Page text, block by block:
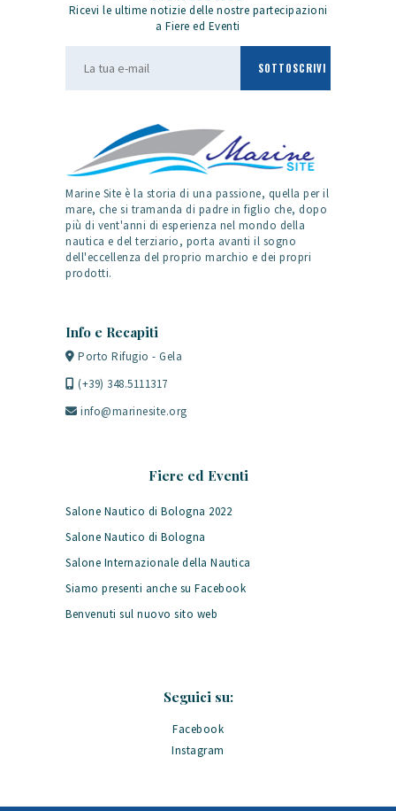
Ricevi le ultime notizie delle nostre partecipazioni
a Fiere ed Eventi
Marine Site è la storia di una passione, quella per il
mare, che si tramanda di padre in figlio che, dopo
più di vent'anni di esperienza nel mondo della
nautica e del terziario, porta avanti il sogno
dell'eccellenza del proprio marchio e dei propri
prodotti.
Info e Recapiti
Porto Rifugio - Gela
(+39) 348.5111317
info@marinesite.org
Fiere ed Eventi
Salone Nautico di Bologna 2022
Salone Nautico di Bologna
Salone Internazionale della Nautica
Siamo presenti anche su Facebook
Benvenuti sul nuovo sito web
Seguici su:
Facebook
Instagram